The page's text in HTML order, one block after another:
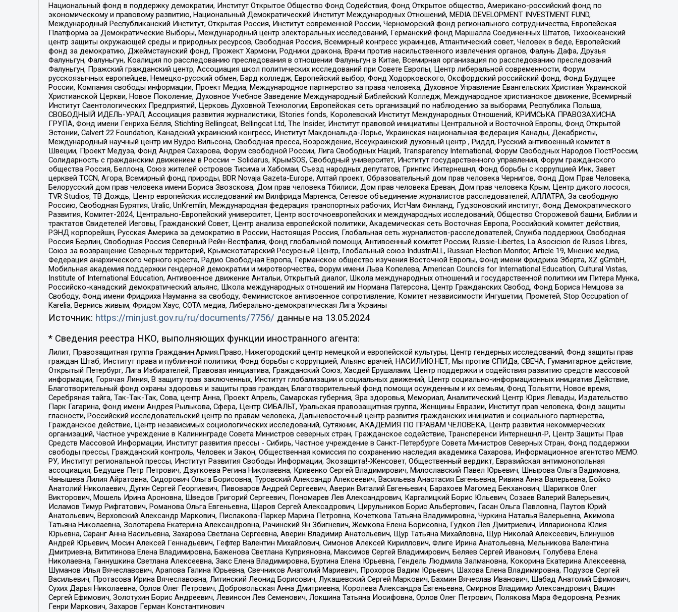
Национальный фонд в поддержку демократии, Институт Открытое Общество Фонд Содействия, Фонд Открытое общество, Американо-российский фонд по
экономическому и правовому развитию, Национальный Демократический Институт Международных Отношений, MEDIA DEVELOPMENT INVESTMENT FUND,
Международный Республиканский Институт, Открытая Россия, Институт современной России, Черноморский фонд регионального сотрудничества, Европейская
Платформа за Демократические Выборы, Международный центр электоральных исследований, Германский фонд Маршалла Соединенных Штатов, Тихоокеанский
центр защиты окружающей среды и природных ресурсов, Свободная Россия, Всемирный конгресс украинцев, Атлантический совет, Человек в беде, Европейский
фонд за демократию, Джеймстаунский фонд, Прожект Хармони, Родники дракона, Врачи против насильственного извлечения органов, Фалунь Дафа, Друзья
Фалуньгун, Фалуньгун, Коалиция по расследованию преследования в отношении Фалуньгун в Китае, Всемирная организация по расследованию преследований
Фалуньгун, Пражский гражданский центр, Ассоциация школ политических исследований при Совете Европы, Центр либеральной современности, Форум
русскоязычных европейцев, Немецко-русский обмен, Бард колледж, Европейский выбор, Фонд Ходорковского, Оксфордский российский фонд, Фонд Будущее
России, Компания свободы информации, Проект Медиа, Международное партнерство за права человека, Духовное Управление Евангельских Христиан Украинской
Христианской Церкви, Новое Поколение, Духовное Учебное Заведение Международный Библейский Колледж, Международное христианское движение, Всемирный
Институт Саентологических Предприятий, Церковь Духовной Технологии, Европейская сеть организаций по наблюдению за выборами, Республика Польша,
СВОБОДНЫЙ ИДЕЛЬ-УРАЛ, Ассоциация развития журналистики, IStories fonds, Королевский Институт Международных Отношений, КРИМСЬКА ПРАВОЗАХИСНА
ГРУПА, Фонд имени Генриха Бёлля, Stichting Bellingcat, Bellingcat Ltd, The Insider, Институт правовой инициативы Центральной и Восточной Европы, Фонд Открытой
Эстонии, Calvert 22 Foundation, Канадский украинский конгресс, Институт Макдональда-Лорье, Украинская национальная федерация Канады, Декабристы,
Международный научный центр им Вудро Вильсона, Свободная пресса, Возрождение, Всеукраинский духовный центр , Риддл, Русский антивоенный комитет в
Швеции, Проект Медуза, Фонд Андрея Сахарова, Форум свободной России, Лига Свободных Наций, Transparеncy International, Форум Свободных Народов ПостРоссии,
Солидарность с гражданским движением в России – Solidarus, КрымSOS, Свободный университет, Институт государственного управления, Форум гражданского
общества Россия, Беллона, Союз жителей островов Тисима и Хабомаи, Съезд народных депутатов, Гринпис Интернешнл, Фонд борьбы с коррупцией Инк, Завет
церквей TCCN, Агора, Всемирный фонд природы, BDR Novaja Gazeta-Europe, Алтай проект, Образовательный дом прав человека Чернигов, Фонд Дом Прав Человека,
Белорусский дом прав человека имени Бориса Звозскова, Дом прав человека Тбилиси, Дом прав человека Ереван, Дом прав человека Крым, Центр дикого лосося,
TVR Studios, ТВ Дождь, Центр европейских исследований им Вилфрида Мартенса, Сетевое объединение журналистов расследователей, АЛЛАТРА, За свободную
Россию, Свободная Бурятия, Uralic, UnKremlin, Международная федерация транспортных рабочих, ИстЧам Финланд, Гудзоновский институт, Фонд Демократического
Развития, Комитет-2024, Центрально-Европейский университет, Центр восточноевропейских и международных исследований, Общество Сторожевой башни, Библии и
трактатов Свидетелей Иеговы, Гражданский Совет, Центр анализа европейской политики, Академическая сеть Восточная Европа, Российский комитет действия,
РЭНД корпорейшн, Русская Америка за демократию в России, Настоящая Россия, Глобальная сеть журналистов-расследователей, Служба поддержки, Свободная
Россия Берлин, Свободная Россия Северный Рейн-Вестфалия, Фонд глобальной помощи, Антивоенный комитет России, Russie-Libertes, La Asocicion de Rusos Libres,
Союз за возвращение Северных территорий, Крымскотатарский Ресурсный Центр, Глобальный союз IndustriALL, Russian Election Monitor, Article 19, Мнение медиа,
Федерация анархического черного креста, Радио Свободная Европа, Германское общество изучения Восточной Европы, Фонд имени Фридриха Эберта, XZ gGmbH,
Мобильная академия поддержки гендерной демократии и миротворчества, Форум имени Льва Копелева, American Councils for International Education, Cultural Vistas,
Institute of International Education, Антивоенное движение Антальи, Открытый диалог, Школа международных отношений и государственной политики им Питера Мунка,
Российско-канадский демократический альянс, Школа международных отношений им Нормана Патерсона, Центр Гражданских Свобод, Фонд Бориса Немцова за
Свободу, Фонд имени Фридриха Науманна за свободу, Феминистское антивоенное сопротивление, Комитет независимости Ингушетии, Прометей, Stop Occupation of
Karelia, Вернись живым, Фридом Хаус, СОТА медиа, Либерально-демократическая Лига Украины
Источник: https://minjust.gov.ru/ru/documents/7756/ данные на 13.05.2024
* Сведения реестра НКО, выполняющих функции иностранного агента:
Лилит, Правозащитная группа Гражданин.Армия.Право, Нижегородский центр немецкой и европейской культуры, Центр гендерных исследований, Фонд защиты прав
граждан Штаб, Институт права и публичной политики, Фонд борьбы с коррупцией, Альянс врачей, НАСИЛИЮ.НЕТ, Мы против СПИДа, СВЕЧА, Гуманитарное действие,
Открытый Петербург, Лига Избирателей, Правовая инициатива, Гражданский Союз, Хасдей Ерушалаим, Центр поддержки и содействия развитию средств массовой
информации, Горячая Линия, В защиту прав заключенных, Институт глобализации и социальных движений, Центр социально-информационных инициатив Действие,
Благотворительный фонд охраны здоровья и защиты прав граждан, Благотворительный фонд помощи осужденным и их семьям, Фонд Тольятти, Новое время,
Серебряная тайга, Так-Так-Так, Сова, центр Анна, Проект Апрель, Самарская губерния, Эра здоровья, Мемориал, Аналитический Центр Юрия Левады, Издательство
Парк Гагарина, Фонд имени Андрея Рылькова, Сфера, Центр СИБАЛЬТ, Уральская правозащитная группа, Женщины Евразии, Институт прав человека, Фонд защиты
гласности, Российский исследовательский центр по правам человека, Дальневосточный центр развития гражданских инициатив и социального партнерства,
Гражданское действие, Центр независимых социологических исследований, Сутяжник, АКАДЕМИЯ ПО ПРАВАМ ЧЕЛОВЕКА, Центр развития некоммерческих
организаций, Частное учреждение в Калининграде Совета Министров северных стран, Гражданское содействие, Трансперенси Интернешнл-Р, Центр Защиты Прав
Средств Массовой Информации, Институт развития прессы - Сибирь, Частное учреждение в Санкт-Петербурге Совета Министров Северных Стран, Фонд поддержки
свободы прессы, Гражданский контроль, Человек и Закон, Общественная комиссия по сохранению наследия академика Сахарова, Информационное агентство МЕМО.
РУ, Институт региональной прессы, Институт Развития Свободы Информации, Экозащита!-Женсовет, Общественный вердикт, Евразийская антимонопольная
ассоциация, Бедушев Петр Петрович, Дзугкоева Регина Николаевна, Кривенко Сергей Владимирович, Милославский Павел Юрьевич, Шнырова Ольга Вадимовна,
Чанышева Лилия Айратовна, Сидорович Ольга Борисовна, Туровский Александр Алексеевич, Васильева Анастасия Евгеньевна, Ривина Анна Валерьевна, Бойко
Анатолий Николаевич, Дугин Сергей Георгиевич, Пивоваров Андрей Сергеевич, Аверин Виталий Евгеньевич, Барахоев Магомед Бекханович, Шарипков Олег
Викторович, Мошель Ирина Ароновна, Шведов Григорий Сергеевич, Пономарев Лев Александрович, Каргалицкий Борис Юльевич, Созаев Валерий Валерьевич,
Исламов Тимур Рифгатович, Романова Ольга Евгеньевна, Щаров Сергей Алексадрович, Цирульников Борис Альбертович, Гасан Ольга Павловна, Паутов Юрий
Анатольевич, Верховский Александр Маркович, Пислакова-Паркер Марина Петровна, Кочеткова Татьяна Владимировна, Чуркина Наталья Валерьевна, Акимова
Татьяна Николаевна, Золотарева Екатерина Александровна, Рачинский Ян Збигневич, Жемкова Елена Борисовна, Гудков Лев Дмитриевич, Илларионова Юлия
Юрьевна, Саранг Анна Васильевна, Захарова Светлана Сергеевна, Аверин Владимир Анатольевич, Щур Татьяна Михайловна, Щур Николай Алексеевич, Блинушов
Андрей Юрьевич, Мосин Алексей Геннадьевич, Гефтер Валентин Михайлович, Симонов Алексей Кириллович, Флиге Ирина Анатольевна, Мельникова Валентина
Дмитриевна, Вититинова Елена Владимировна, Баженова Светлана Куприяновна, Максимов Сергей Владимирович, Беляев Сергей Иванович, Голубева Елена
Николаевна, Ганнушкина Светлана Алексеевна, Закс Елена Владимировна, Буртина Елена Юрьевна, Гендель Людмила Залмановна, Кокорина Екатерина Алексеевна,
Шуманов Илья Вячеславович, Арапова Галина Юрьевна, Свечников Анатолий Мариевич, Прохоров Вадим Юрьевич, Шахова Елена Владимировна, Подузов Сергей
Васильевич, Протасова Ирина Вячеславовна, Литинский Леонид Борисович, Лукашевский Сергей Маркович, Бахмин Вячеслав Иванович, Шабад Анатолий Ефимович,
Сухих Дарья Николаевна, Орлов Олег Петрович, Добровольская Анна Дмитриевна, Королева Александра Евгеньевна, Смирнов Владимир Александрович, Вицин
Сергей Ефимович, Золотухин Борис Андреевич, Левинсон Лев Семенович, Локшина Татьяна Иосифовна, Орлов Олег Петрович, Полякова Мара Федоровна, Резник
Генри Маркович, Захаров Герман Константинович